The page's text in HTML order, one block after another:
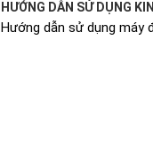
HƯỚNG DẪN SỬ DỤNG
Hướng dẫn sử dụng máy